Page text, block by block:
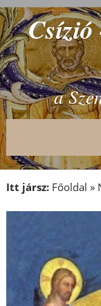
a
Itt jársz: Főoldal »